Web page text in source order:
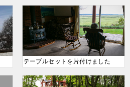
テーブルセットを片付けました